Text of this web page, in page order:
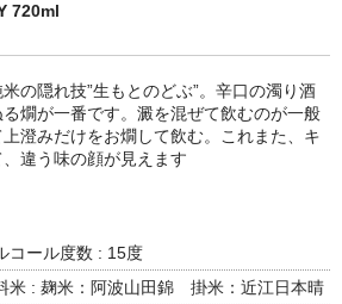
朝来市）
取県八頭郡智頭町）
（福岡県久留米市）
720ml
の隠れ技”生もとのどぶ”。辛口の濁り酒
燗が一番です。澱を混ぜて飲むのが一般
澄みだけをお燗して飲む。これまた、キ
違う味の顔が見えます
コール度数 : 15度
米 : 麹米：阿波山田錦 掛米：近江日本晴